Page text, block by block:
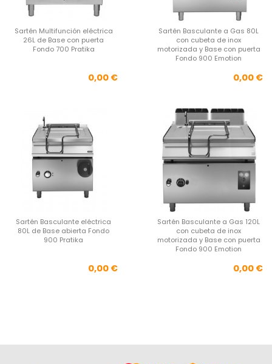
Sartén Multifunción eléctrica
26L de Base con puerta
Fondo 700 Pratika
Precio
0,00 €
Sartén Basculante a Gas 80L
con cubeta de inox
motorizada y Base con puerta
Fondo 900 Emotion
0,00 €
Sartén Basculante eléctrica
80L de Base abierta Fondo
900 Pratika
Precio
0,00 €
Sartén Basculante a Gas 120L
con cubeta de inox
motorizada y Base con puerta
Fondo 900 Emotion
0,00 €